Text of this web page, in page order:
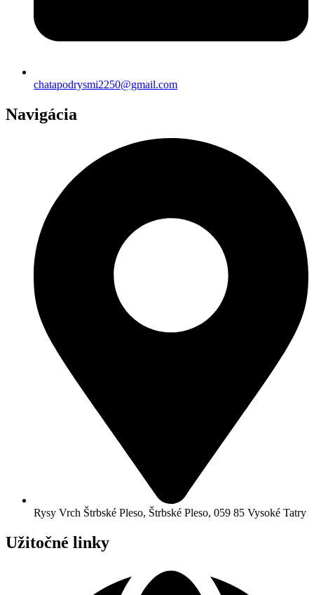
chatapodrysmi2250@gmail.com
Navigácia
Rysy Vrch Štrbské Pleso, Štrbské Pleso, 059 85 Vysoké Tatry
Užitočné linky